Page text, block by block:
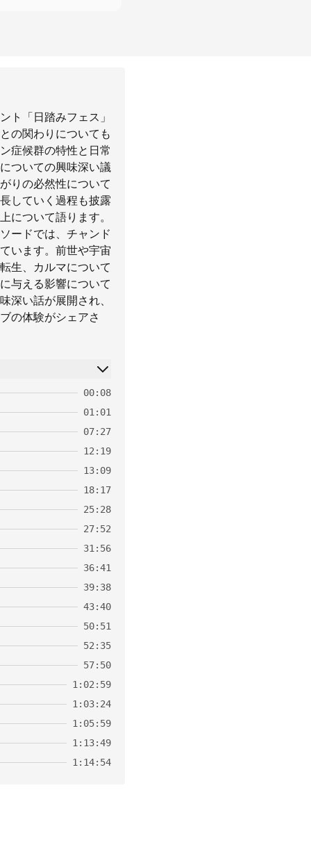
ト「日踏みフェス」
の関わりについても
症候群の特性と日常
ついての興味深い議
りの必然性について
していく過程も披露
について語ります。
ードでは、チャンド
います。前世や宇宙
生、カルマについて
与える影響について
深い話が展開され、
の体験がシェアさ
00:08
01:01
07:27
12:19
13:09
18:17
25:28
27:52
31:56
36:41
39:38
43:40
50:51
52:35
57:50
1:02:59
1:03:24
1:05:59
1:13:49
1:14:54